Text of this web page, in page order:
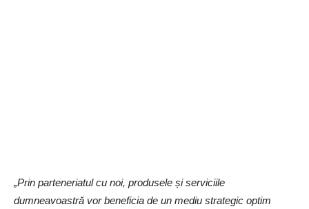
„Prin parteneriatul cu noi, produsele și serviciile
dumneavoastră vor beneficia de un mediu strategic optim